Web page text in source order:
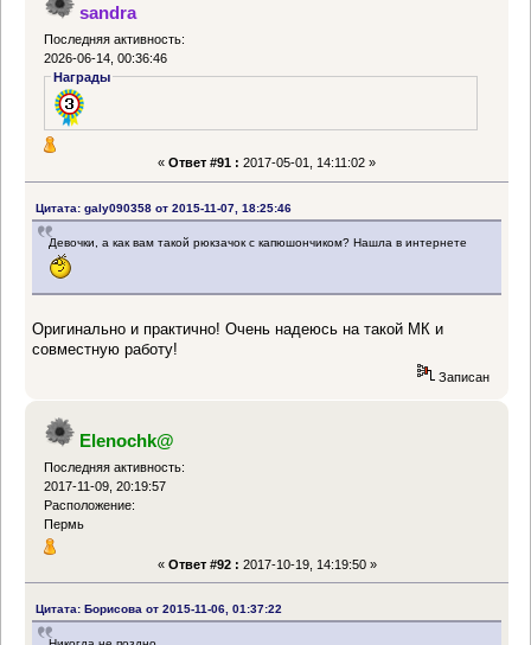
sandra
Последняя активность:
2026-06-14, 00:36:46
Награды
« Ответ #91 : 2017-05-01, 14:11:02 »
Цитата: galy090358 от 2015-11-07, 18:25:46
Девочки, а как вам такой рюкзачок с капюшончиком? Нашла в интернете
Оригинально и практично! Очень надеюсь на такой МК и
совместную работу!
Записан
Elenochk@
Последняя активность:
2017-11-09, 20:19:57
Расположение:
Пермь
« Ответ #92 : 2017-10-19, 14:19:50 »
Цитата: Борисова от 2015-11-06, 01:37:22